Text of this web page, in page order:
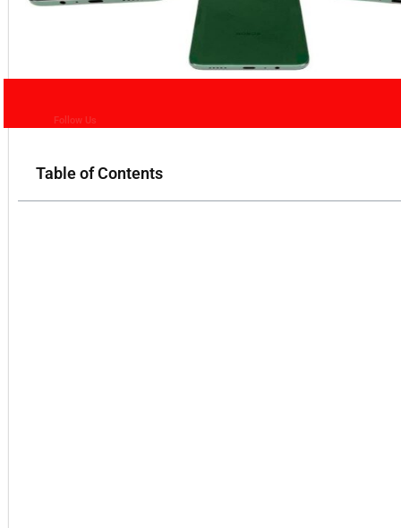
Follow Us
Table of Contents